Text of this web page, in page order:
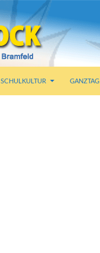
SCHULKULTUR GANZTAG